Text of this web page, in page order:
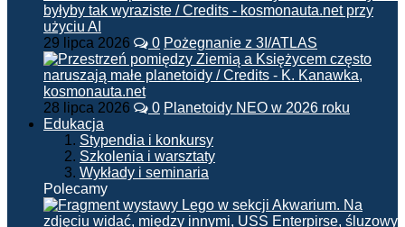
29 lipca 2026 0 Pożegnanie z 3I/ATLAS
28 lipca 2026 0 Planetoidy NEO w 2026 roku
Edukacja
Stypendia i konkursy
Szkolenia i warsztaty
Wykłady i seminaria
Polecamy